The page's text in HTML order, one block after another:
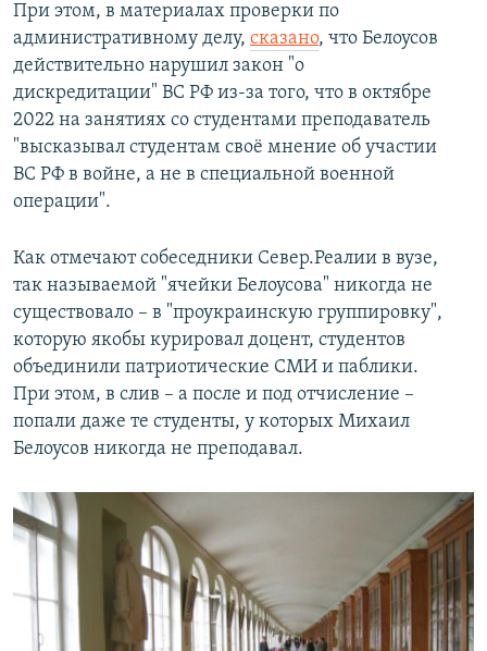
При этом, в материалах проверки по
административному делу, сказано, что Белоусов
действительно нарушил закон "о
дискредитации" ВС РФ из-за того, что в октябре
2022 на занятиях со студентами преподаватель
"высказывал студентам своё мнение об участии
ВС РФ в войне, а не в специальной военной
операции".
Как отмечают собеседники Север.Реалии в вузе,
так называемой "ячейки Белоусова" никогда не
существовало – в "проукраинскую группировку",
которую якобы курировал доцент, студентов
объединили патриотические СМИ и паблики.
При этом, в слив – а после и под отчисление –
попали даже те студенты, у которых Михаил
Белоусов никогда не преподавал.